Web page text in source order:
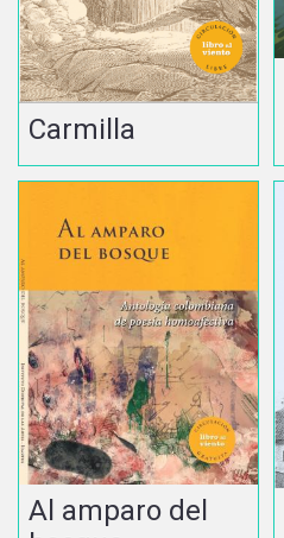
Carmilla
Al amparo del